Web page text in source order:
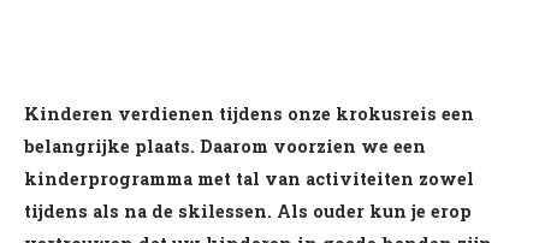
Kinderen verdienen tijdens onze krokusreis een
belangrijke plaats. Daarom voorzien we een
kinderprogramma met tal van activiteiten zowel
tijdens als na de skilessen. Als ouder kun je erop